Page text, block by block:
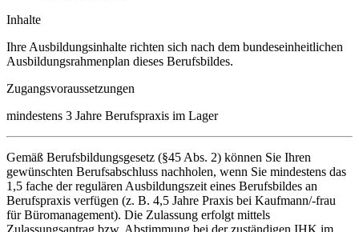
Inhalte
Ihre Ausbildungsinhalte richten sich nach dem bundeseinheitlichen
Ausbildungsrahmenplan dieses Berufsbildes.
Zugangsvoraussetzungen
mindestens 3 Jahre Berufspraxis im Lager
Gemäß Berufsbildungsgesetz (§45 Abs. 2) können Sie Ihren
gewünschten Berufsabschluss nachholen, wenn Sie mindestens das
1,5 fache der regulären Ausbildungszeit eines Berufsbildes an
Berufspraxis verfügen (z. B. 4,5 Jahre Praxis bei Kaufmann/-frau
für Büromanagement). Die Zulassung erfolgt mittels
Zulassungsantrag bzw. Abstimmung bei der zuständigen IHK im